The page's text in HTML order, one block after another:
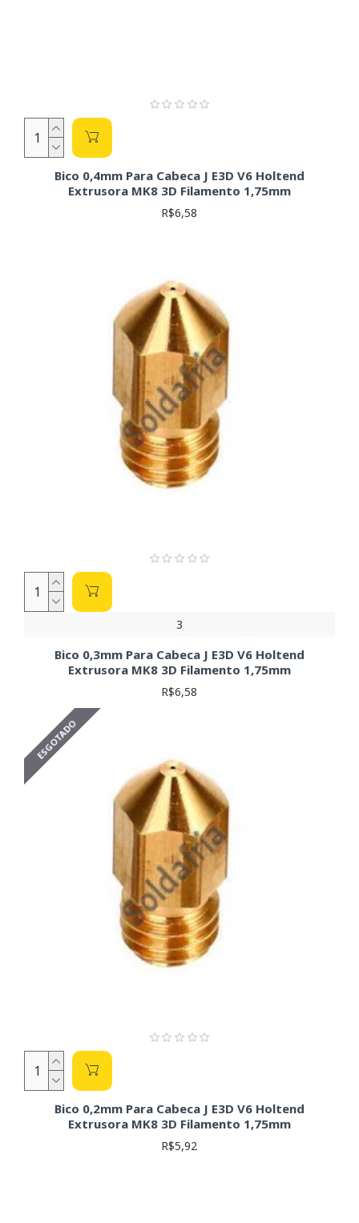
Bico 0,4mm Para Cabeca J E3D V6 Holtend
Extrusora MK8 3D Filamento 1,75mm
R$6,58
3
Bico 0,3mm Para Cabeca J E3D V6 Holtend
Extrusora MK8 3D Filamento 1,75mm
R$6,58
ESGOTADO
Bico 0,2mm Para Cabeca J E3D V6 Holtend
Extrusora MK8 3D Filamento 1,75mm
R$5,92